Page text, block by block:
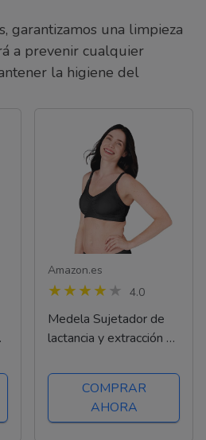
garantizamos una limpieza
a prevenir cualquier
la higiene del
Amazon.es
4.0
Medela Sujetador de
lactancia y extracción 3
ligero para el máximo
confort durante la
alimentación, la
COMPRAR
AHORA